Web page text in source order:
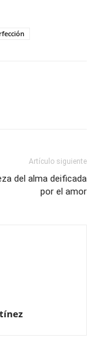
Artículo siguiente
del alma deificada
por el amor